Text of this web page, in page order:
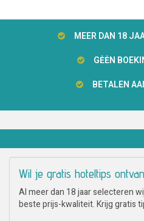
MEER DAN 18
GĖĖN
BETALEN
Wil je gratis hoteltips
Al meer dan 18 jaar selecteren
beste prijs-kwaliteit. Krijg gratis